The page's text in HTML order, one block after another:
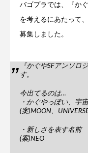
バゴプラでは、『か
を考えるにあたって
募集しました。
『かぐやSFアンソロ
す。
今出てるのは…
・かぐやっぽい、宇
(案)MOON、
・新しさを表す名前
(案)NEO